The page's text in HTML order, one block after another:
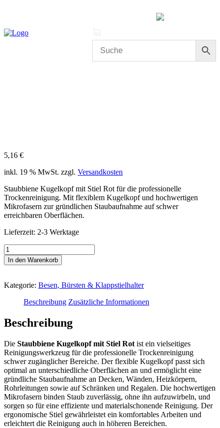
5,16 €
inkl. 19 % MwSt. zzgl. Versandkosten
Staubbiene Kugelkopf mit Stiel Rot für die professionelle
Trockenreinigung. Mit flexiblem Kugelkopf und hochwertigen
Mikrofasern zur gründlichen Staubaufnahme auf schwer
erreichbaren Oberflächen.
Lieferzeit: 2-3 Werktage
STAUBBIENE
Kugelkopf
mit
Rot
Staubwischer
Menge
In den Warenkorb
Kategorie: Besen, Bürsten & Klappstielhalter
Beschreibung Zusätzliche Informationen
Beschreibung
Die Staubbiene Kugelkopf mit Stiel Rot ist ein vielseitiges
Reinigungswerkzeug für die professionelle Trockenreinigung
schwer zugänglicher Bereiche. Der flexible Kugelkopf passt sich
optimal an unterschiedliche Oberflächen an und ermöglicht eine
gründliche Staubaufnahme an Decken, Wänden, Heizkörpern,
Rohrleitungen sowie auf Schränken und Regalen. Die hochwertigen
Mikrofasern binden Staub zuverlässig, ohne ihn aufzuwirbeln, und
sorgen so für eine effiziente und materialschonende Reinigung. Der
ergonomische Stiel gewährleistet ein komfortables Arbeiten und
erleichtert die Reinigung auch in höheren Bereichen.